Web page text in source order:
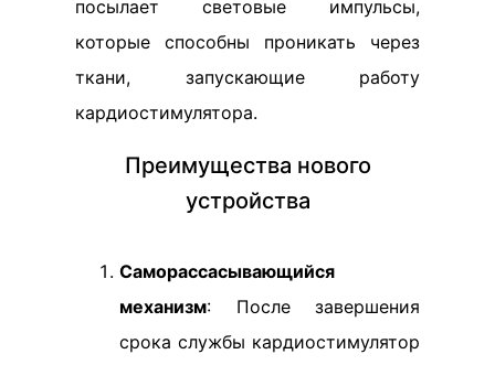
посылает световые импульсы,
которые способны проникать через
ткани, запускающие работу
кардиостимулятора.
Преимущества нового
устройства
Саморассасывающийся
механизм: После завершения
срока службы кардиостимулятор